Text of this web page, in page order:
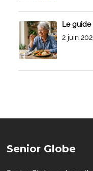
Le
2 juin
Senior Globe